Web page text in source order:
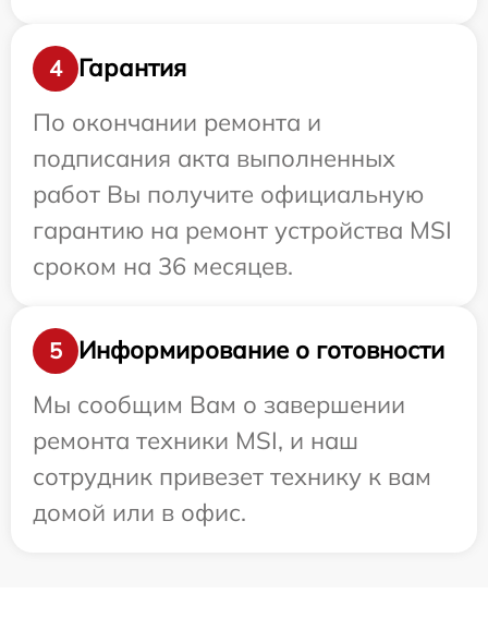
4
Гарантия
По окончании ремонта и
подписания акта выполненных
работ Вы получите официальную
гарантию на ремонт устройства MSI
сроком на 36 месяцев.
5
Информирование о готовности
Мы сообщим Вам о завершении
ремонта техники MSI, и наш
сотрудник привезет технику к вам
домой или в офис.